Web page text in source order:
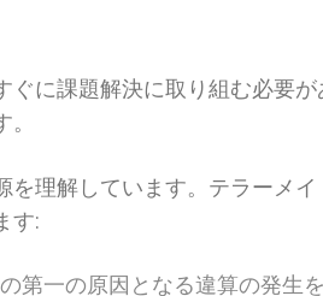
に課題解決に取り組む必要
理解しています。テラーメイ
す:
第一の原因となる違算の発生